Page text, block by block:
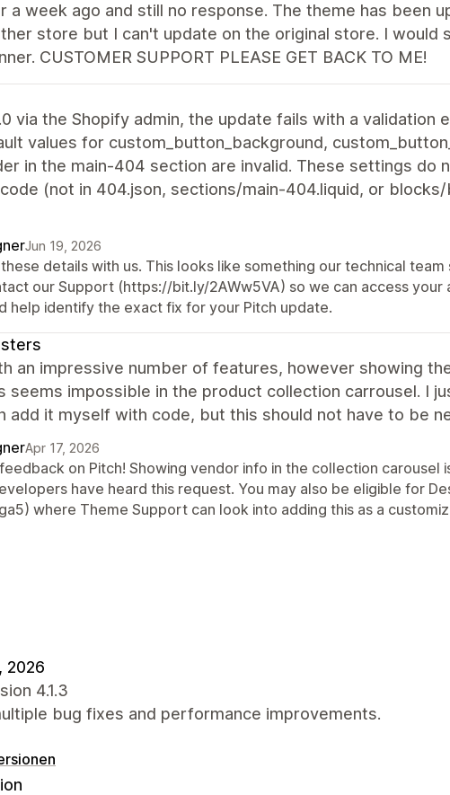
a week ago and still no response. The theme has been
store but I can't update on the original store. I would
CUSTOMER SUPPORT PLEASE GET BACK TO ME!
via the Shopify admin, the update fails with a validation
values for custom_button_background,
in the main-404 section are invalid. These settings do
(not in 404.json, sections/main-404.liquid, or
Jun 19, 2026
details with us. This looks like something our technical
our Support (https://bit.ly/2AWw5VA) so we can access your
help identify the exact fix for your Pitch update.
an impressive number of features, however showing
seems impossible in the product collection carrousel. I
add it myself with code, but this should not have to be
Apr 17, 2026
on Pitch! Showing vendor info in the collection carousel
have heard this request. You may also be eligible for
where Theme Support can look into adding this as a
2026
4.1.3
bug fixes and performance improvements.